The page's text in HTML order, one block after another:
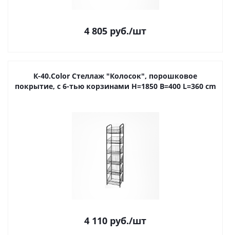
4 805 руб./шт
К-40.Color Стеллаж "Колосок", порошковое
покрытие, с 6-тью корзинами H=1850 B=400 L=360 cm
4 110 руб./шт